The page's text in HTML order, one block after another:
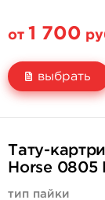
от 1 700
выбрать
1 700 руб.
купить
Тату-
Horse 0805
тип пайки